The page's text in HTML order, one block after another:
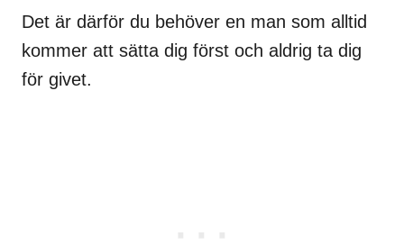
Det är därför du behöver en man som alltid
kommer att sätta dig först och aldrig ta dig
för givet.